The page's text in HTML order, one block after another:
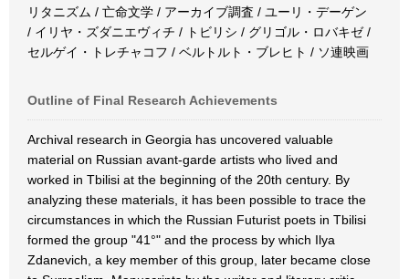
リタニズム / 亡命文学 / アーカイブ調査 / ユーリ・デーゲン
/ イリヤ・ズダニエヴィチ / トビリシ / グリゴル・ロバキゼ /
セルゲイ・トレチャコフ / ベルトルト・ブレヒト / ソ連映画
Outline of Final Research Achievements
Archival research in Georgia has uncovered valuable
material on Russian avant-garde artists who lived and
worked in Tbilisi at the beginning of the 20th century. By
analyzing these materials, it has been possible to trace the
circumstances in which the Russian Futurist poets in Tbilisi
formed the group "41°" and the process by which Ilya
Zdanevich, a key member of this group, later became close